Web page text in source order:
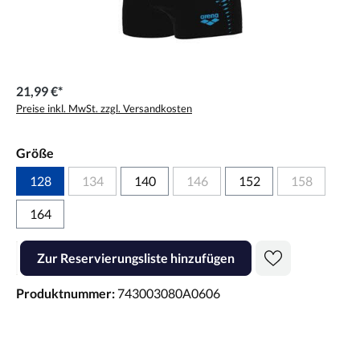
21,99 €*
Preise inkl. MwSt. zzgl. Versandkosten
Größe
128
134 140 146 152 158
164
Produkt Anzahl: Gib den gewünschten Wert ein oder benutze die
Zur Reservierungsliste hinzufügen
Produktnummer: 743003080A0606